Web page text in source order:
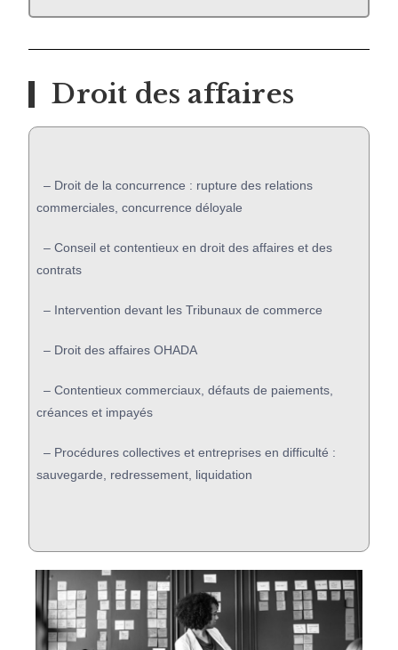
Droit des affaires
– Droit de la concurrence : rupture des relations
commerciales, concurrence déloyale
–Conseil et contentieux en droit des affaires et des
contrats
– Intervention devant les Tribunaux de commerce
– Droit des affaires OHADA
–Contentieux commerciaux, défauts de paiements,
créances et impayés
– Procédures collectives et entreprises en difficulté :
sauvegarde, redressement, liquidation